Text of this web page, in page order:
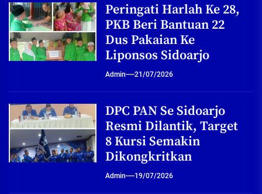
Peringati Harlah Ke 28,
PKB Beri Bantuan 22
Dus Pakaian Ke
Liponsos Sidoarjo
Admin 21/07/2026
DPC PAN Se Sidoarjo
Resmi Dilantik, Target
8 Kursi Semakin
Dikongkritkan
Admin 19/07/2026